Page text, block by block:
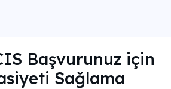
Başvurunuz için
Sağlama